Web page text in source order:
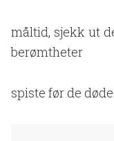
måltid, sjekk ut
berømtheter
spiste før de døde.